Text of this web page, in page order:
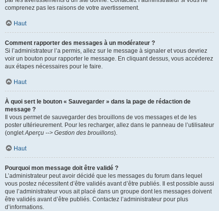
comprenez pas les raisons de votre avertissement.
Haut
Comment rapporter des messages à un modérateur ?
Si l’administrateur l’a permis, allez sur le message à signaler et vous devriez
voir un bouton pour rapporter le message. En cliquant dessus, vous accéderez
aux étapes nécessaires pour le faire.
Haut
À quoi sert le bouton « Sauvegarder » dans la page de rédaction de
message ?
Il vous permet de sauvegarder des brouillons de vos messages et de les
poster ultérieurement. Pour les recharger, allez dans le panneau de l’utilisateur
(ongletAperçu --> Gestion des brouillons).
Haut
Pourquoi mon message doit être validé ?
L’administrateur peut avoir décidé que les messages du forum dans lequel
vous postez nécessitent d’être validés avant d’être publiés. Il est possible aussi
que l’administrateur vous ait placé dans un groupe dont les messages doivent
être validés avant d’être publiés. Contactez l’administrateur pour plus
d’informations.